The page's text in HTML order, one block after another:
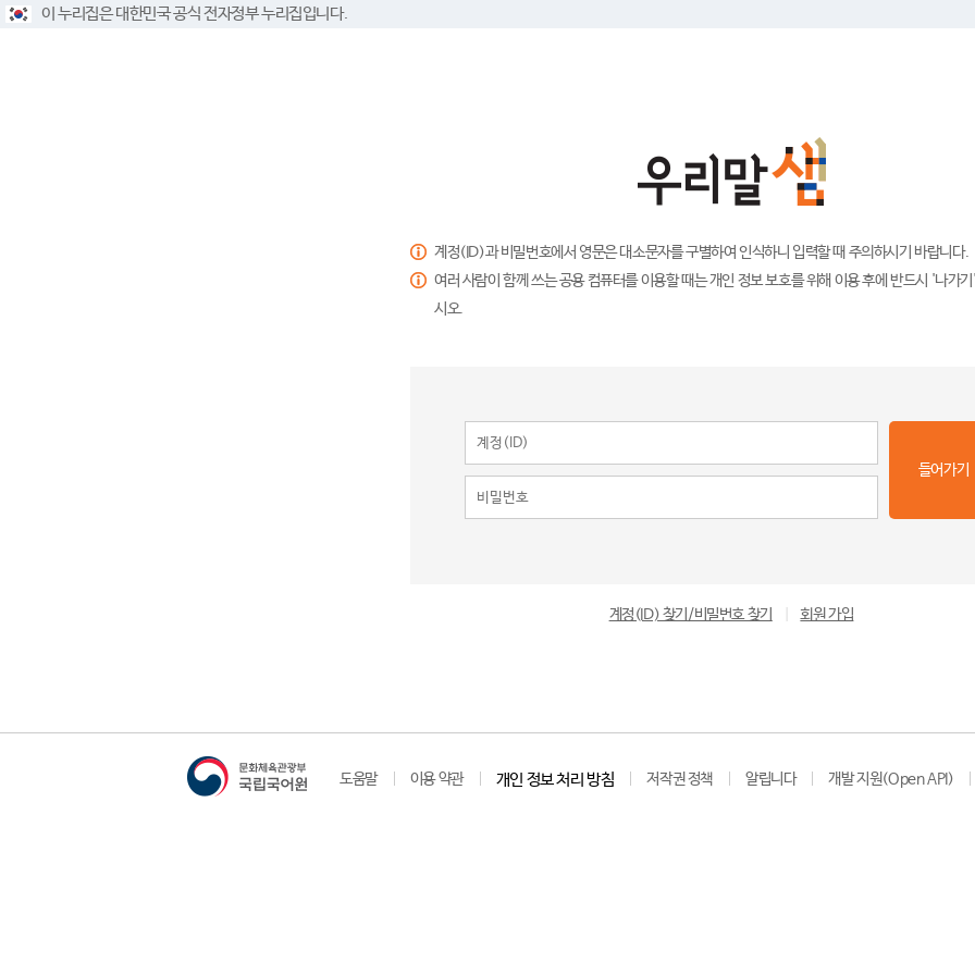
이 누리집은 대한민국 공식 전자정부 누리집입니다.
계정(ID)과 비밀번호에서 영문은 대소문자를 구별하여 인식하니 입력할 때 주의하시기 바랍니다.
여러 사람이 함께 쓰는 공용 컴퓨터를 이용할 때는 개인 정보 보호를 위해 이용 후에 반드시 '나가
시오.
들어가기
계정(ID) 찾기/비밀번호 찾기 회원 가입
도움말 이용 약관 개인 정보 처리 방침 저작권 정책 알립니다 개발 지원(Open API)